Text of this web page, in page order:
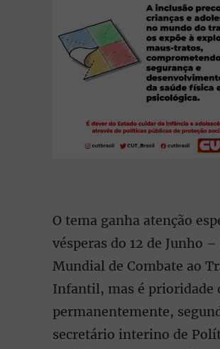
O tema ganha atenção
vésperas do 12 de Junho
Mundial de Combate ao
Infantil, mas é prioridade
permanentemente,
secretário interino de